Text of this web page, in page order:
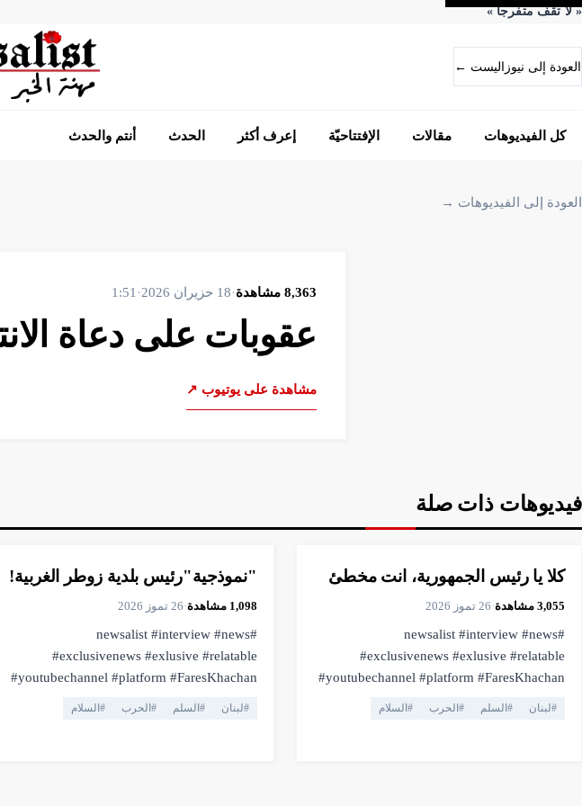
«لا تقف متفرجاً»
العودة إلى نيوزاليست ←
كل الفيديوهات مقالات الإفتتاحيّة إعرف أكثر الحدث أنتم والحدث
العودة إلى الفيديوهات →
8,363 مشاهدة·18 حزيران 2026 ·
1:51
عقوبات على دعاة
مشاهدة على يوتيوب ↗
فيديوهات ذات صلة
15:50
▶فيديو
كلا يا رئيس الجمهورية، انت مخطئ
3,055 مشاهدة·26 تموز 2026
#newsalist #interview #news
#exclusivenews #exlusive #relatable
#youtubechannel #platform #FaresKhachan
#لبنان # السلم # الحرب # السلام
2:50
▶فيديو
"نموذجية"رئيس بلدية زوطر الغربية!
1,098 مشاهدة·26 تموز 2026
#newsalist #interview #news
#exclusivenews #exlusive #relatable
#youtubechannel #platform #FaresKhachan
#لبنان # السلم # الحرب # السلام